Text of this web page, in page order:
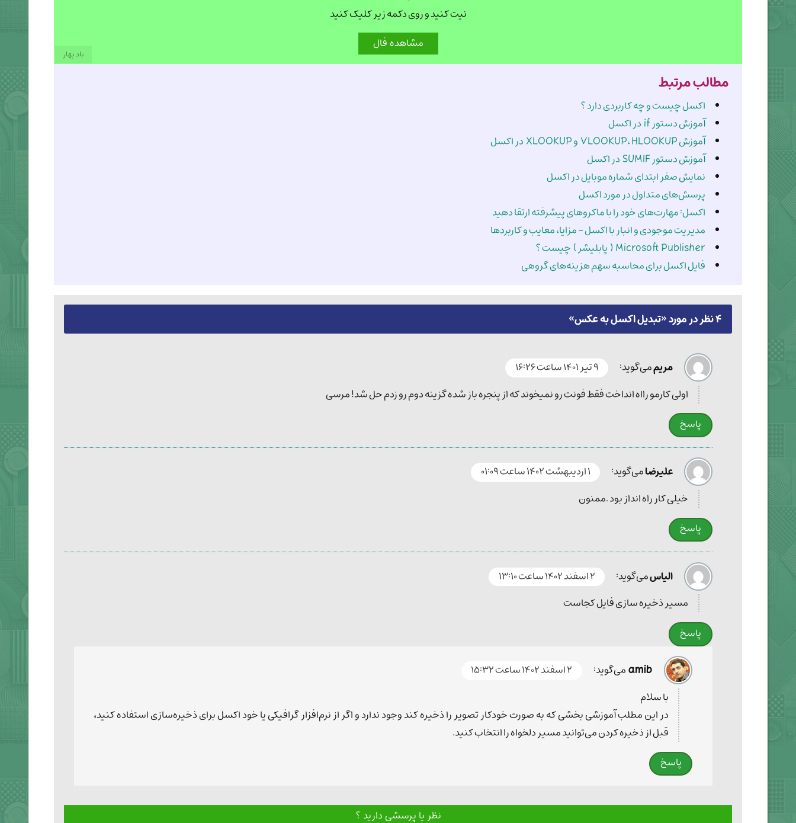
نیت کنید و روی دکمه زیر کلیک کنید
باد بهار
مطالب مرتبط
اکسل چیست و چه کاربردی دارد ؟
آموزش دستور if در اکسل
آموزش VLOOKUP، HLOOKUP و XLOOKUP در اکسل
آموزش دستور SUMIF در اکسل
نمایش صفر ابتدای شماره موبایل در اکسل
پرسش‌های متداول در مورد اکسل
اکسل: مهارت‌های خود را با ماکروهای پیشرفته ارتقا دهید
مدیریت موجودی و انبار با اکسل - مزایا، معایب و کاربردها
Microsoft Publisher ( پابلیشر ) چیست ؟
فایل اکسل برای محاسبه سهم هزینه‌های گروهی
۴ نظر در مورد « تبدیل اکسل به عکس»
مریممی‌گوید:
۹ تیر ۱۴۰۱ ساعت ۱۶:۲۶
اولی کارمو رااه انداخت فقط فونت رو نمیخوند که از پنجره باز شده گزینه دوم رو زدم حل شد! مرسی
پاسخ
علیرضامی‌گوید:
۱ اردیبهشت ۱۴۰۲ ساعت ۰۱:۰۹
خیلی کار راه انداز بود .ممنون
پاسخ
الیاسمی‌گوید:
۲ اسفند ۱۴۰۲ ساعت ۱۳:۱۰
مسیر ذخیره سازی فایل کجاست
پاسخ
amibمی‌گوید:
۲ اسفند ۱۴۰۲ ساعت ۱۵:۳۲
با سلام
در این مطلب آموزشی بخشی که به صورت خودکار تصویر را ذخیره کند وجود ندارد و اگر از نرم‌افزار گرافیکی یا خود اکسل برای ذخیره‌سازی استفاده کنید،
قبل از ذخیره کردن می‌توانید مسیر دلخواه را انتخاب کنید.
پاسخ
نظر یا پرسشی دارید ؟